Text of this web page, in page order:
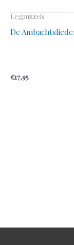
Legpuzzels
De
€17,95